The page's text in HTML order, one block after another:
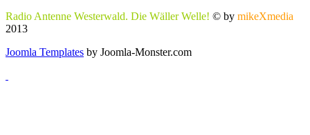
Radio Antenne Westerwald. Die Wäller Welle! © by mikeXmedia
2013
Joomla Templates by Joomla-Monster.com